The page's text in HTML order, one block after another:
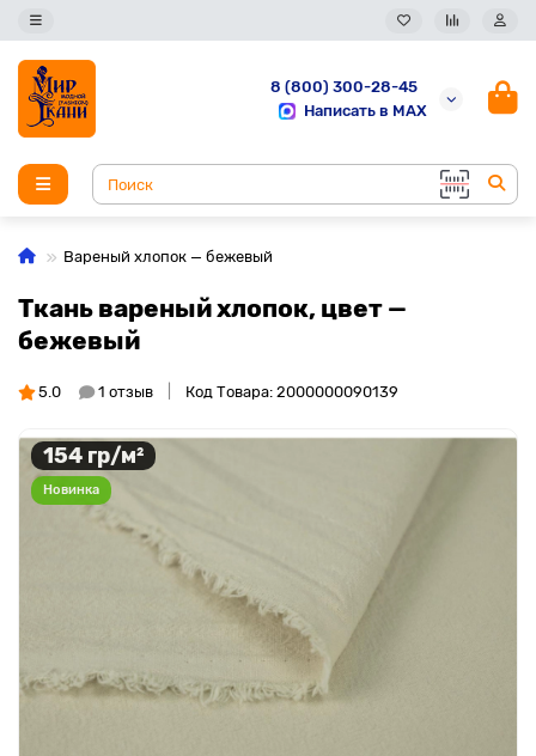
8 (800) 300-28-45
Написать в MAX
Вареный хлопок — бежевый
Ткань вареный хлопок, цвет —
бежевый
5.0 1 отзыв Код Товара: 2000000090139
154 гр/м²
Новинка